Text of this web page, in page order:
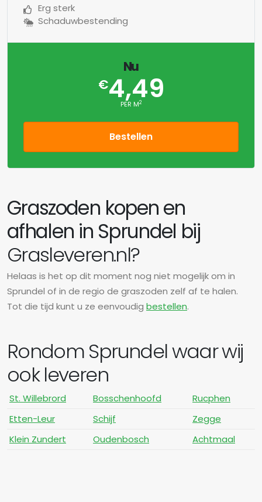
Erg sterk
Schaduwbestending
Nu
€4,49
PER M2
Bestellen
Graszoden kopen en
afhalen in Sprundel bij
Grasleveren.nl?
Helaas is het op dit moment nog niet mogelijk om in
Sprundel of in de regio de graszoden zelf af te halen.
Tot die tijd kunt u ze eenvoudig bestellen.
Rondom Sprundel waar wij
ook leveren
St. Willebrord Bosschenhoofd
Rucphen
Etten-Leur
Schijf
Zegge
Klein Zundert
Oudenbosch Achtmaal